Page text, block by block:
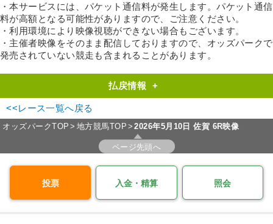
・本サービスには、パケット通信料が発生します。パケット通信
料が高額となる可能性がありますので、ご注意ください。
・利用環境により映像視聴ができない場合もございます。
・主催者映像をそのまま配信しておりますので、オッズパークで
発売されていない競走も含まれることがあります。
払戻情報 +
<<レース一覧へ戻る
オッズパークTOP 地方競馬TOP 2026年5月10日 佐賀 6R映像
ページ先頭へ
投票 入金・精算 照会